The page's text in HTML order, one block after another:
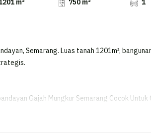
m²
750 m²
1
Semarang. Luas tanah 1201m²,
Gajah Mungkur Semarang Cocok Untuk
Gajah Mungkur Semarang Cocok Untuk Cafe